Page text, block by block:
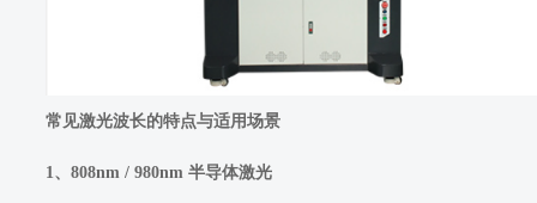
常见激光波长的特点与适用场景
1、808nm / 980nm 半导体激光